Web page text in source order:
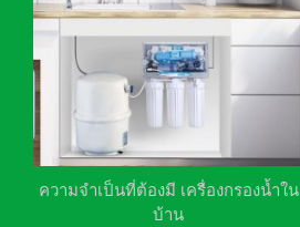
ความจำเป็นที่ต้องมี เครื่องกรองน้ำใน
บ้าน